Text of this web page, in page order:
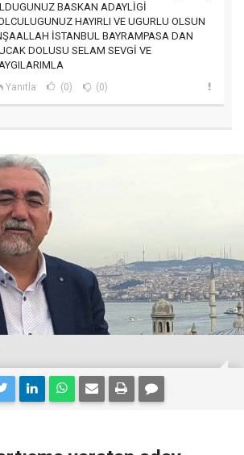
BASKAN ADAYLİGİ
HAYIRLI VE UGURLU OLSUN
İSTANBUL BAYRAMPASA DAN
DOLUSU SELAM SEVGİ VE
Yanıtla (0) (0)